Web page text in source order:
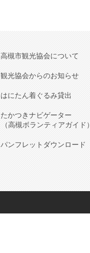
高槻市観光協会について
観光協会からのお知らせ
はにたん着ぐるみ貸出
たかつきナビゲーター
（高槻ボランティアガイド）
パンフレットダウンロード